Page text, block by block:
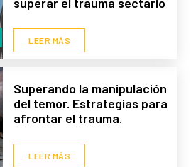
LEER MÁS
Superando la manipulación
del temor. Estrategias para
afrontar el trauma.
LEER MÁS